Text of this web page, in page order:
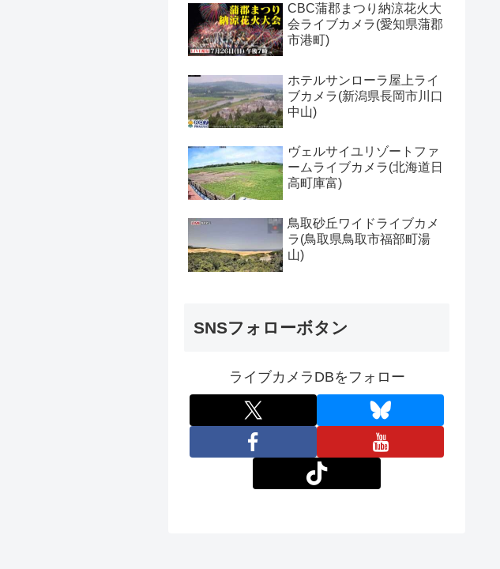
CBC蒲郡まつり納涼花火大
会ライブカメラ(愛知県蒲郡
市港町)
ホテルサンローラ屋上ライ
ブカメラ(新潟県長岡市川口
中山)
ヴェルサイユリゾートファ
ームライブカメラ(北海道日
高町庫富)
鳥取砂丘ワイドライブカメ
ラ(鳥取県鳥取市福部町湯
山)
SNSフォローボタン
ライブカメラDBをフォロー